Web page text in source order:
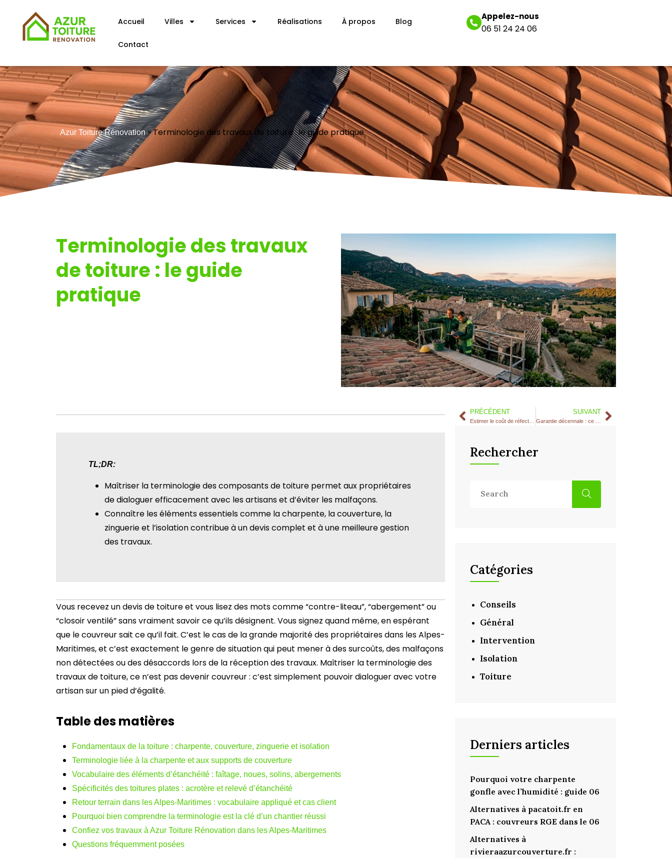
Accueil Villes Services Réalisations À propos Blog
Contact
Appelez-nous
06 51 24 24 06
Azur Toiture Rénovation»Terminologie des travaux de toiture : le guide pratique
Terminologie des travaux
de toiture : le guide
pratique
TL;DR:
Maîtriser la terminologie des composants de toiture permet aux propriétaires
de dialoguer efficacement avec les artisans et d’éviter les malfaçons.
Connaître les éléments essentiels comme la charpente, la couverture, la
zinguerie et l’isolation contribue à un devis complet et à une meilleure gestion
des travaux.
Vous recevez un devis de toiture et vous lisez des mots comme “contre-liteau”, “abergement” ou
“closoir ventilé” sans vraiment savoir ce qu’ils désignent. Vous signez quand même, en espérant
que le couvreur sait ce qu’il fait. C’est le cas de la grande majorité des propriétaires dans les Alpes-
Maritimes, et c’est exactement le genre de situation qui peut mener à des surcoûts, des malfaçons
non détectées ou des désaccords lors de la réception des travaux. Maîtriser la terminologie des
travaux de toiture, ce n’est pas devenir couvreur : c’est simplement pouvoir dialoguer avec votre
artisan sur un pied d’égalité.
Table des matières
Fondamentaux de la toiture : charpente, couverture, zinguerie et isolation
Terminologie liée à la charpente et aux supports de couverture
Vocabulaire des éléments d’étanchéité : faîtage, noues, solins, abergements
Spécificités des toitures plates : acrotère et relevé d’étanchéité
Retour terrain dans les Alpes-Maritimes : vocabulaire appliqué et cas client
Pourquoi bien comprendre la terminologie est la clé d’un chantier réussi
Confiez vos travaux à Azur Toiture Rénovation dans les Alpes-Maritimes
Questions fréquemment posées
PRÉCÉDENT SUIVANT
Rechercher
Catégories
Conseils
Général
Intervention
Isolation
Toiture
Derniers articles
Pourquoi votre charpente
gonfle avec l’humidité : guide 06
Alternatives à pacatoit.fr en
PACA : couvreurs RGE dans le 06
Alternatives à
rivieraazurcouverture.fr :